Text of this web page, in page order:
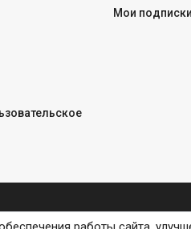
Мои подписки